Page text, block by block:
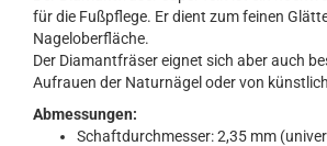
für die Fußpflege. Er dient zum feinen
Nageloberfläche.
Der Diamantfräser eignet sich aber auch
Aufrauen der Naturnägel oder von
Abmessungen:
Schaftdurchmesser: 2,35 mm